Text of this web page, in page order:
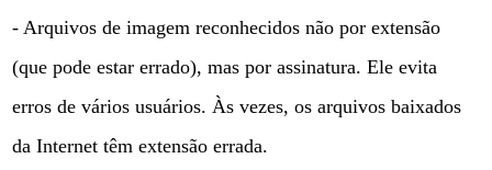
- Arquivos de imagem reconhecidos não por extensão
(que pode estar errado), mas por assinatura. Ele evita
erros de vários usuários. Às vezes, os arquivos baixados
da Internet têm extensão errada.